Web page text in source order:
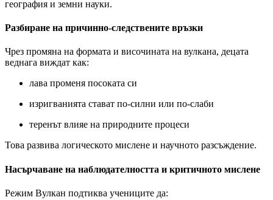
география и земни науки.
Разбиране на причинно-следствените връзки
Чрез промяна на формата и височината на вулкана, децата
веднага виждат как:
лава променя посоката си
изригванията стават по-силни или по-слаби
теренът влияе на природните процеси
Това развива логическото мислене и научното разсъждение.
Насърчаване на наблюдателността и критичното мислене
Режим Вулкан подтиква учениците да: